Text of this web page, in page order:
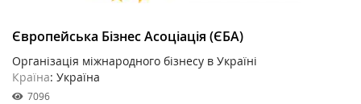
Європейська Бізнес Асоціація (ЄБА)
Організація міжнародного бізнесу в Україні
Країна: Україна
7096